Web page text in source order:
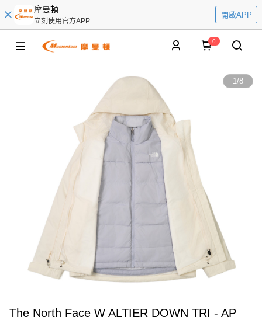
摩曼頓
立刻使用官方APP
開啟APP
0
1/8
The North Face W ALTIER DOWN TRI - AP